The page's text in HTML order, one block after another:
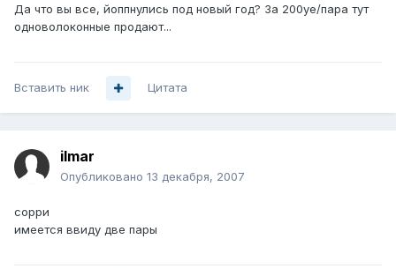
Да что вы все, йоппнулись под новый год? За 200уе/пара тут
одноволоконные продают...
Вставить ник Цитата
ilmar
Опубликовано 13 декабря, 2007
сорри
имеется ввиду две пары